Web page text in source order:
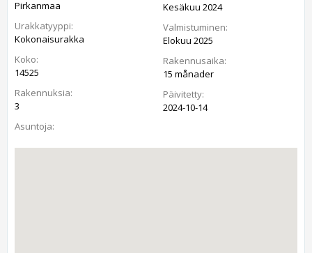
Pirkanmaa
Urakkatyyppi:
Kokonaisurakka
Koko:
14525
Rakennuksia:
3
Asuntoja:
Kesäkuu 2024
Valmistuminen:
Elokuu 2025
Rakennusaika:
15 månader
Päivitetty:
2024-10-14